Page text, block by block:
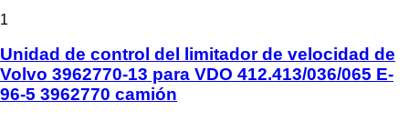
1
Unidad de control del limitador de velocidad de
Volvo 3962770-13 para VDO 412.413/036/065 E-
96-5 3962770 camión